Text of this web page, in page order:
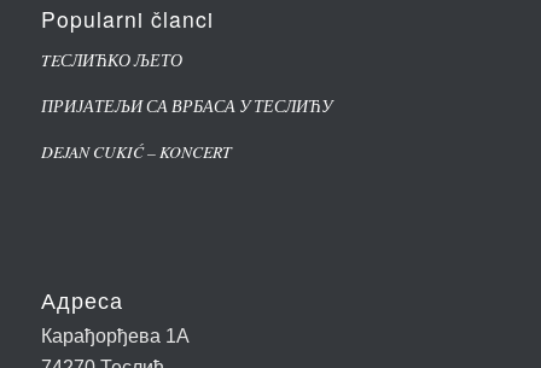
Popularni članci
TEСЛИЋКО ЉЕТО
ПРИЈАТЕЉИ СА ВРБАСА У ТЕСЛИЋУ
DEJAN CUKIĆ – KONCERT
Адреса
Карађорђева 1А